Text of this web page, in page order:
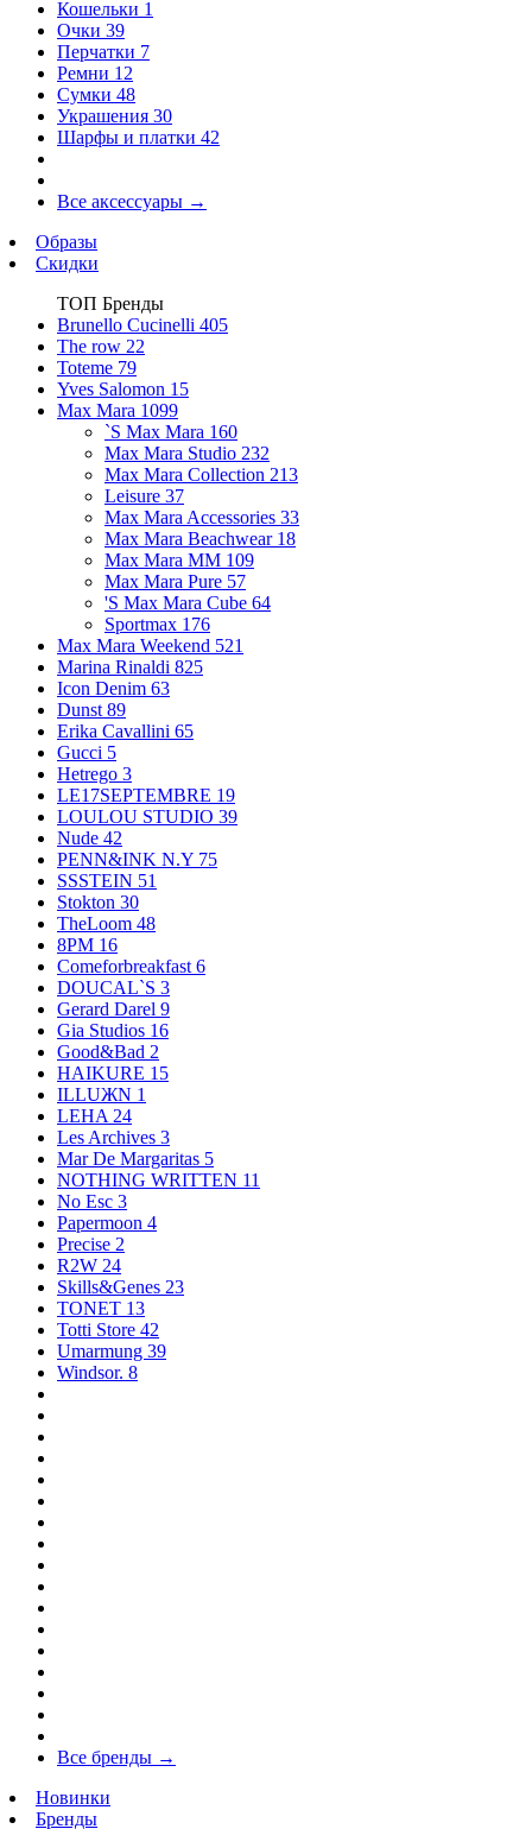
Кошельки 1
Очки 39
Перчатки 7
Ремни 12
Сумки 48
Украшения 30
Шарфы и платки 42
Все аксессуары →
Образы
Скидки
ТОП Бренды
Brunello Cucinelli 405
The row 22
Toteme 79
Yves Salomon 15
Max Mara 1099
`S Max Mara 160
Max Mara Studio 232
Max Mara Collection 213
Leisure 37
Max Mara Accessories 33
Max Mara Beachwear 18
Max Mara MM 109
Max Mara Pure 57
'S Max Mara Cube 64
Sportmax 176
Max Mara Weekend 521
Marina Rinaldi 825
Icon Denim 63
Dunst 89
Erika Cavallini 65
Gucci 5
Hetrego 3
LE17SEPTEMBRE 19
LOULOU STUDIO 39
Nude 42
PENN&INK N.Y 75
SSSTEIN 51
Stokton 30
TheLoom 48
8PM 16
Comeforbreakfast 6
DOUCAL`S 3
Gerard Darel 9
Gia Studios 16
Good&Bad 2
HAIKURE 15
ILLUЖN 1
LEHA 24
Les Archives 3
Mar De Margaritas 5
NOTHING WRITTEN 11
No Esc 3
Papermoon 4
Precise 2
R2W 24
Skills&Genes 23
TONET 13
Totti Store 42
Umarmung 39
Windsor. 8
Все бренды →
Новинки
Бренды